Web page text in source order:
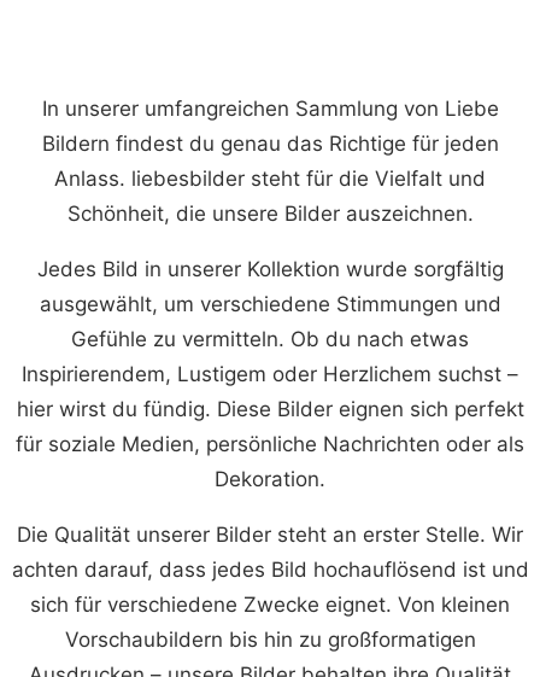
In unserer umfangreichen Sammlung von Liebe
Bildern findest du genau das Richtige für jeden
Anlass. liebesbilder steht für die Vielfalt und
Schönheit, die unsere Bilder auszeichnen.
Jedes Bild in unserer Kollektion wurde sorgfältig
ausgewählt, um verschiedene Stimmungen und
Gefühle zu vermitteln. Ob du nach etwas
Inspirierendem, Lustigem oder Herzlichem suchst –
hier wirst du fündig. Diese Bilder eignen sich perfekt
für soziale Medien, persönliche Nachrichten oder als
Dekoration.
Die Qualität unserer Bilder steht an erster Stelle. Wir
achten darauf, dass jedes Bild hochauflösend ist und
sich für verschiedene Zwecke eignet. Von kleinen
Vorschaubildern bis hin zu großformatigen